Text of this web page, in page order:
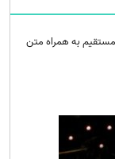
مستقیم به همراه متن